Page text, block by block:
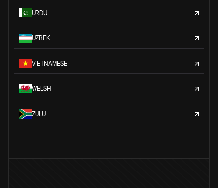
URDU
UZBEK
VIETNAMESE
WELSH
ZULU